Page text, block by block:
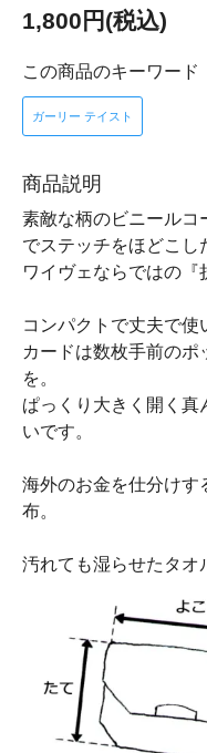
1,800円(税込)
この商品のキーワード
ガーリー テイスト
商品説明
素敵な柄のビニールコ
でステッチをほどこし
ワイヴェならではの『
コンパクトで丈夫で
カードは数枚手前の
を。
ぱっくり大きく開く真
いです。
海外のお金を仕分けす
布。
汚れても湿らせたタオ